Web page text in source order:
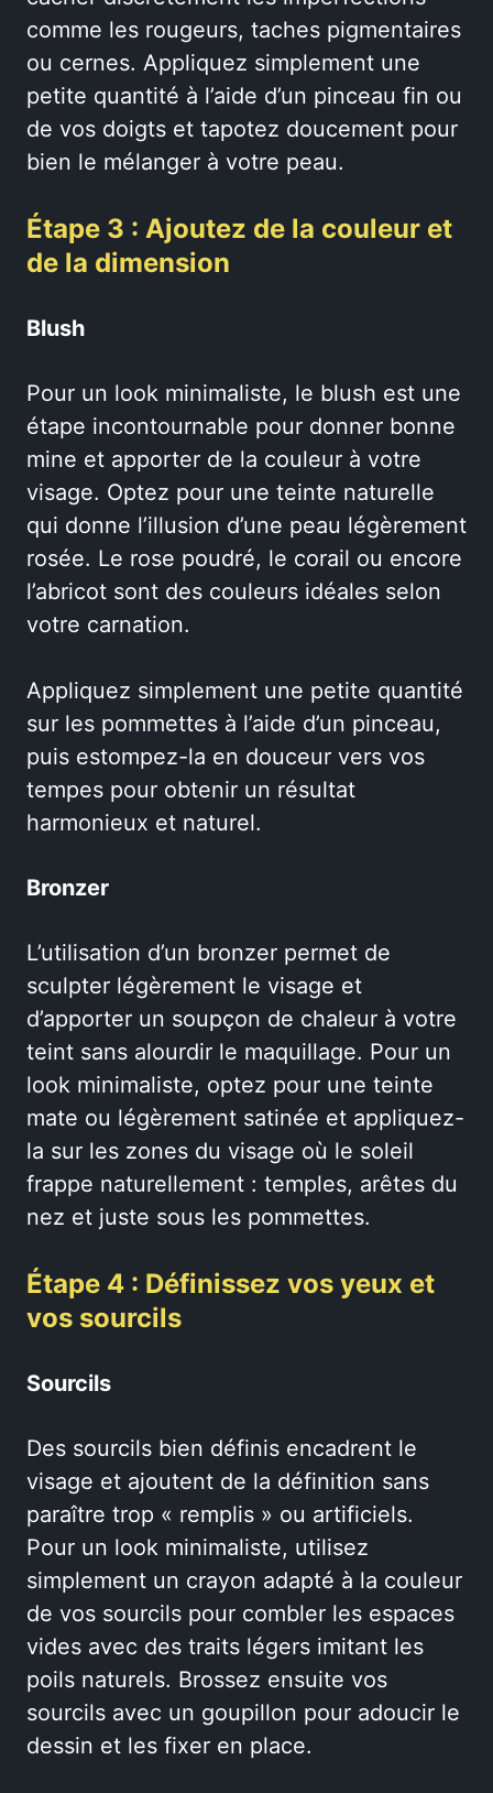
comme les rougeurs, taches pigmentaires
ou cernes. Appliquez simplement une
petite quantité à l’aide d’un pinceau fin ou
de vos doigts et tapotez doucement pour
bien le mélanger à votre peau.
Étape 3 : Ajoutez de la couleur et
de la dimension
Blush
Pour un look minimaliste, le blush est une
étape incontournable pour donner bonne
mine et apporter de la couleur à votre
visage. Optez pour une teinte naturelle
qui donne l’illusion d’une peau légèrement
rosée. Le rose poudré, le corail ou encore
l’abricot sont des couleurs idéales selon
votre carnation.
Appliquez simplement une petite quantité
sur les pommettes à l’aide d’un pinceau,
puis estompez-la en douceur vers vos
tempes pour obtenir un résultat
harmonieux et naturel.
Bronzer
L’utilisation d’un bronzer permet de
sculpter légèrement le visage et
d’apporter un soupçon de chaleur à votre
teint sans alourdir le maquillage. Pour un
look minimaliste, optez pour une teinte
mate ou légèrement satinée et appliquez-
la sur les zones du visage où le soleil
frappe naturellement : temples, arêtes du
nez et juste sous les pommettes.
Étape 4 : Définissez vos yeux et
vos sourcils
Sourcils
Des sourcils bien définis encadrent le
visage et ajoutent de la définition sans
paraître trop « remplis » ou artificiels.
Pour un look minimaliste, utilisez
simplement un crayon adapté à la couleur
de vos sourcils pour combler les espaces
vides avec des traits légers imitant les
poils naturels. Brossez ensuite vos
sourcils avec un goupillon pour adoucir le
dessin et les fixer en place.